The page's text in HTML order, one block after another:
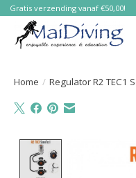
Gratis verzending vanaf €50,00!
Home / Regulator R2 TEC1
Product